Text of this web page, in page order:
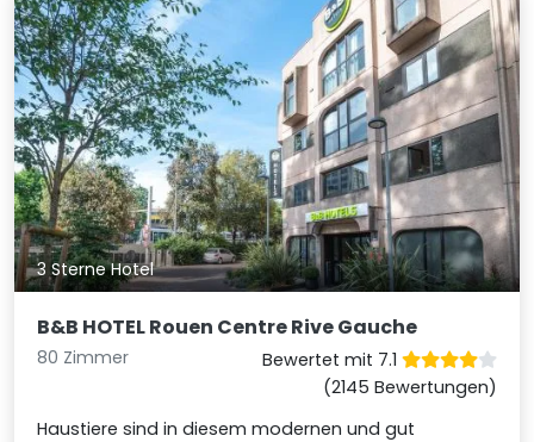
3 Sterne Hotel
B&B HOTEL Rouen Centre Rive Gauche
80 Zimmer
Bewertet mit 7.1
(2145 Bewertungen)
Haustiere sind in diesem modernen und gut